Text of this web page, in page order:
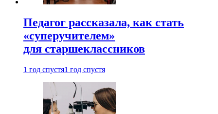
Педагог рассказала, как стать
«суперучителем»
для старшеклассников
1 год спустя1 год спустя